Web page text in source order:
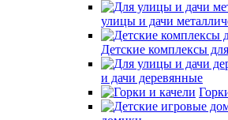
улицы и дачи
Детские комплексы
и дачи деревянные